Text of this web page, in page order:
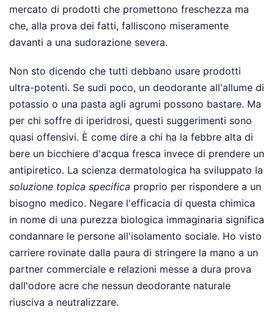
mercato di prodotti che promettono freschezza ma
che, alla prova dei fatti, falliscono miseramente
davanti a una sudorazione severa.
Non sto dicendo che tutti debbano usare prodotti
ultra-potenti. Se sudi poco, un deodorante all'allume di
potassio o una pasta agli agrumi possono bastare. Ma
per chi soffre di iperidrosi, questi suggerimenti sono
quasi offensivi. È come dire a chi ha la febbre alta di
bere un bicchiere d'acqua fresca invece di prendere un
antipiretico. La scienza dermatologica ha sviluppato la
soluzione topica specifica proprio per rispondere a un
bisogno medico. Negare l'efficacia di questa chimica
in nome di una purezza biologica immaginaria significa
condannare le persone all'isolamento sociale. Ho visto
carriere rovinate dalla paura di stringere la mano a un
partner commerciale e relazioni messe a dura prova
dall'odore acre che nessun deodorante naturale
riusciva a neutralizzare.